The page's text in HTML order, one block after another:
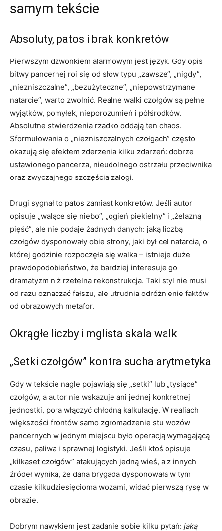
samym tekście
Absoluty, patos i brak konkretów
Pierwszym dzwonkiem alarmowym jest język. Gdy opis
bitwy pancernej roi się od słów typu „zawsze”, „nigdy”,
„niezniszczalne”, „bezużyteczne”, „niepowstrzymane
natarcie”, warto zwolnić. Realne walki czołgów są pełne
wyjątków, pomyłek, nieporozumień i półśrodków.
Absolutne stwierdzenia rzadko oddają ten chaos.
Sformułowania o „niezniszczalnych czołgach” często
okazują się efektem zderzenia kilku zdarzeń: dobrze
ustawionego pancerza, nieudolnego ostrzału przeciwnika
oraz zwyczajnego szczęścia załogi.
Drugi sygnał to patos zamiast konkretów. Jeśli autor
opisuje „walące się niebo”, „ogień piekielny” i „żelazną
pięść”, ale nie podaje żadnych danych: jaką liczbą
czołgów dysponowały obie strony, jaki był cel natarcia, o
której godzinie rozpoczęła się walka – istnieje duże
prawdopodobieństwo, że bardziej interesuje go
dramatyzm niż rzetelna rekonstrukcja. Taki styl nie musi
od razu oznaczać fałszu, ale utrudnia odróżnienie faktów
od obrazowych metafor.
Okrągłe liczby i mglista skala walk
„Setki czołgów” kontra sucha arytmetyka
Gdy w tekście nagle pojawiają się „setki” lub „tysiące”
czołgów, a autor nie wskazuje ani jednej konkretnej
jednostki, pora włączyć chłodną kalkulację. W realiach
większości frontów samo zgromadzenie stu wozów
pancernych w jednym miejscu było operacją wymagającą
czasu, paliwa i sprawnej logistyki. Jeśli ktoś opisuje
„kilkaset czołgów” atakujących jedną wieś, a z innych
źródeł wynika, że dana brygada dysponowała w tym
czasie kilkudziesięcioma wozami, widać pierwszą rysę w
obrazie.
Dobrym nawykiem jest zadanie sobie kilku pytań: jaką